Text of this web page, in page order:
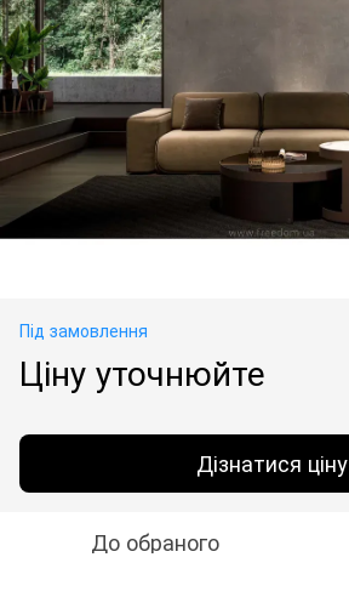
Під замовлення
Ціну уточнюйте
Дізнатися ціну
До обраного